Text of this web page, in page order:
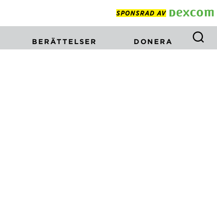
SPONSRAD AV
BERÄTTELSER DONERA